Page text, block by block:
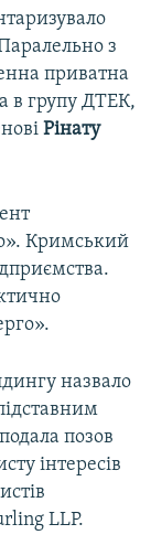
з
приватна
в групу ДТЕК,
Рінату
Кримський
назвало
позов
інтересів
LLP.